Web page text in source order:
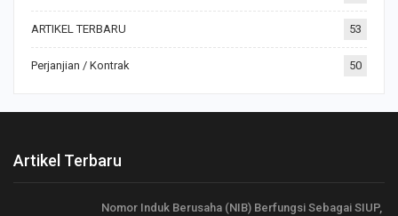
ARTIKEL TERBARU 53
Perjanjian / Kontrak 50
Artikel Terbaru
Nomor Induk Berusaha (NIB) Berfungsi Sebagai SIUP,